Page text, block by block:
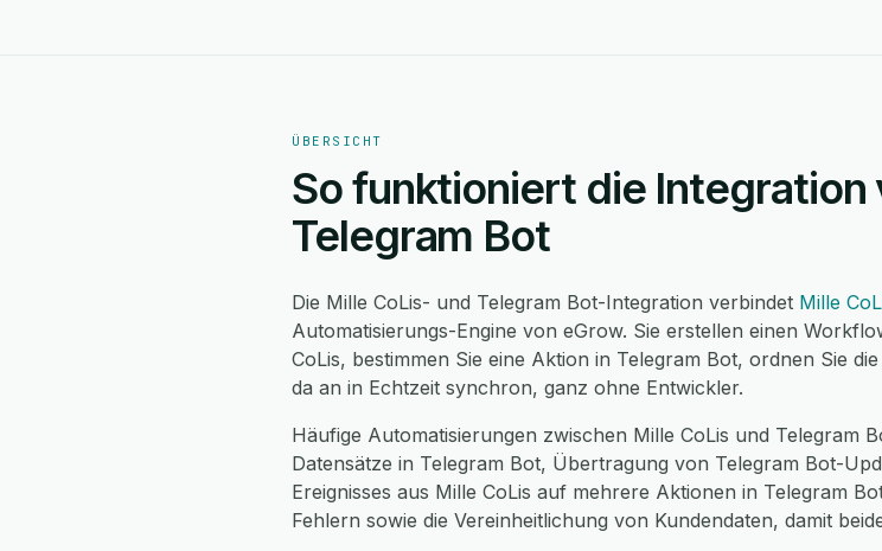
ÜBERSICHT
So funktioniert die Integration
Telegram Bot
Die Mille CoLis- und Telegram Bot-Integration verbindet Mille
Automatisierungs-Engine von eGrow. Sie erstellen einen
CoLis, bestimmen Sie eine Aktion in Telegram Bot, ordnen Sie
da an in Echtzeit synchron, ganz ohne Entwickler.
Häufige Automatisierungen zwischen Mille CoLis und Telegram
Datensätze in Telegram Bot, Übertragung von Telegram Bot-
Ereignisses aus Mille CoLis auf mehrere Aktionen in Telegram
Fehlern sowie die Vereinheitlichung von Kundendaten, damit